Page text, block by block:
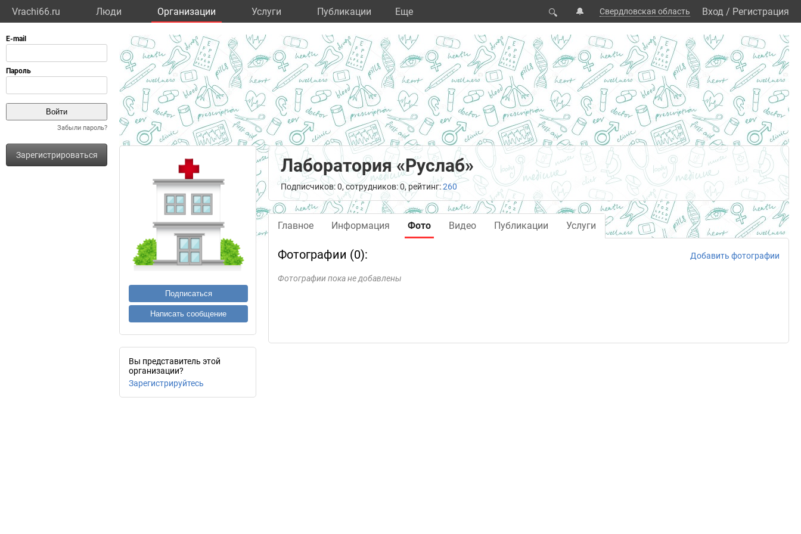
Vrachi66.ru Люди Организации Услуги Публикации Eще 🔍 🔔 Свердловская область Вход / Регистрация
Забыли пароль?
Зарегистрироваться
Подписаться
Написать сообщение
Вы представитель этой
организации?
Зарегистрируйтесь
Лаборатория «Руслаб»
Подписчиков: 0, сотрудников: 0, рейтинг:260
Главное Информация Фото Видео Публикации Услуги
Фотографии (0): Добавить фотографии
Фотографии пока не добавлены